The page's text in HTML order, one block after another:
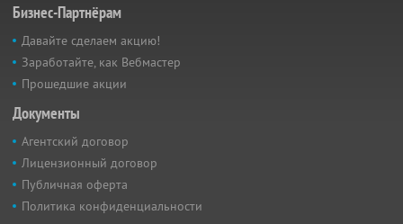
Бизнес-Партнёрам
Давайте сделаем акцию!
Заработайте, как Вебмастер
Прошедшие акции
Документы
Агентский договор
Лицензионный договор
Публичная оферта
Политика конфиденциальности